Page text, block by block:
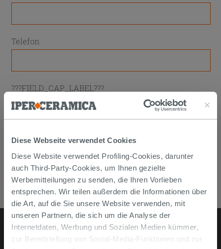
Diese Webseite verwendet Cookies
Diese Website verwendet Profiling-Cookies, darunter
auch Third-Party-Cookies, um Ihnen gezielte
Werbemitteilungen zu senden, die Ihren Vorlieben
entsprechen. Wir teilen außerdem die Informationen über
die Art, auf die Sie unsere Website verwenden, mit
unseren Partnern, die sich um die Analyse der
Internetdaten, Werbung und Sozialen Medien kümmer,
zur Bereitstellung von Social-Media-Funktionen und zur
Telefon
???FIELD_CAP_LABEL???
Ich habe dieInformationen zum Datenschutz
gelesen
FORMULAR ABSENDEN